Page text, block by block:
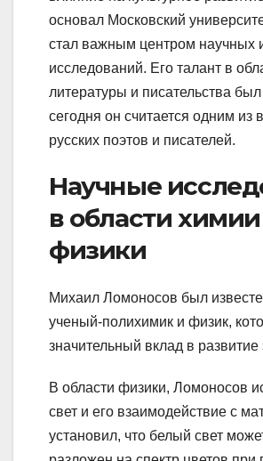
основал Московский
стал важным центром научных
исследований. Его талант в
литературы и писательства
сегодня он считается одним из
русских поэтов и писателей.
Научные
в области
физики
Михаил Ломоносов был
ученый-полихимик и физик,
значительный вклад в развитие
В области физики, Ломоносов
свет и его взаимодействие с
установил, что белый свет